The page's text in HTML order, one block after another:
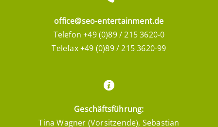
office@seo-entertainment.de
Telefon +49 (0)89 / 215 3620-0
Telefax +49 (0)89 / 215 3620-99
Geschäftsführung:
Tina Wagner (Vorsitzende), Sebastian